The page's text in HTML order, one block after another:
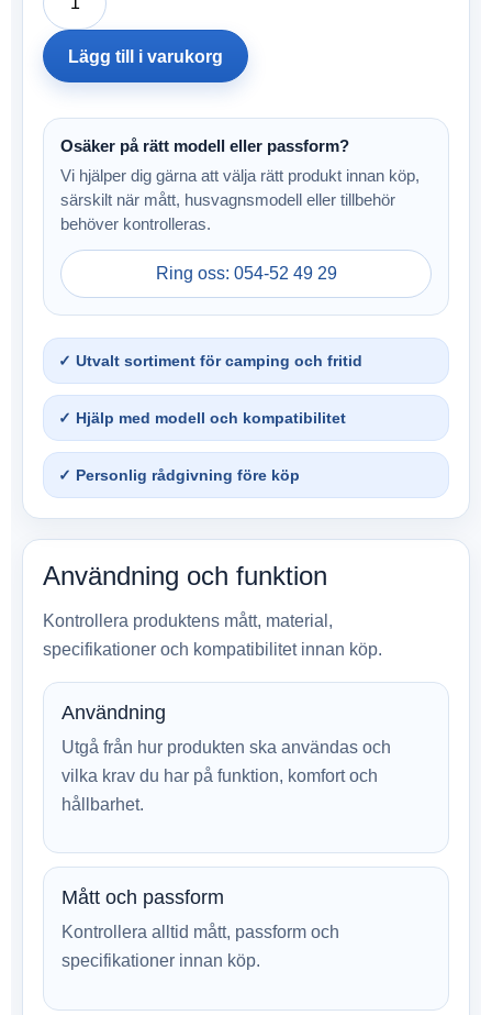
Lägg till i varukorg
Osäker på rätt modell eller passform?
Vi hjälper dig gärna att välja rätt produkt innan köp,
särskilt när mått, husvagnsmodell eller tillbehör
behöver kontrolleras.
Ring oss: 054-52 49 29
✓ Utvalt sortiment för camping och fritid
✓ Hjälp med modell och kompatibilitet
✓ Personlig rådgivning före köp
Användning och funktion
Kontrollera produktens mått, material,
specifikationer och kompatibilitet innan köp.
Användning
Utgå från hur produkten ska användas och
vilka krav du har på funktion, komfort och
hållbarhet.
Mått och passform
Kontrollera alltid mått, passform och
specifikationer innan köp.